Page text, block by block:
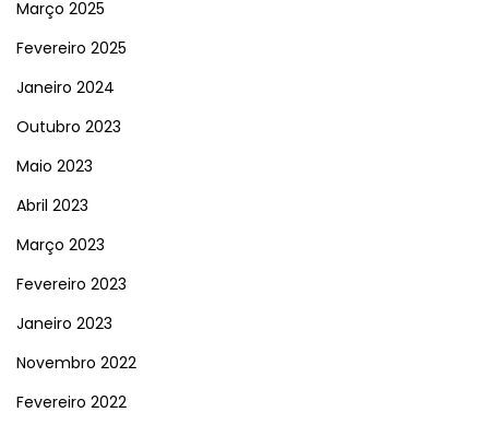
Março 2025
Fevereiro 2025
Janeiro 2024
Outubro 2023
Maio 2023
Abril 2023
Março 2023
Fevereiro 2023
Janeiro 2023
Novembro 2022
Fevereiro 2022